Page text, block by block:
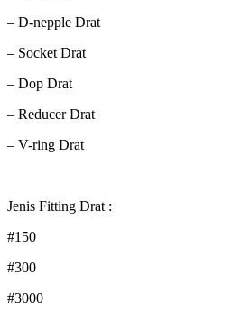
– D-nepple Drat
– Socket Drat
– Dop Drat
– Reducer Drat
– V-ring Drat
Jenis Fitting Drat :
#150
#300
#3000